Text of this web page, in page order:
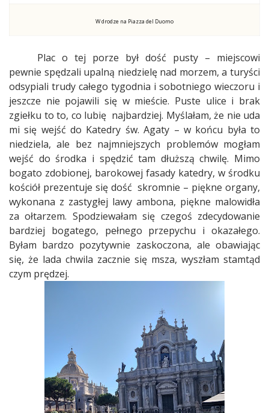
W drodze na Piazza del Duomo
Plac o tej porze był dość pusty – miejscowi
pewnie spędzali upalną niedzielę nad morzem, a turyści
odsypiali trudy całego tygodnia i sobotniego wieczoru i
jeszcze nie pojawili się w mieście. Puste ulice i brak
zgiełku to to, co lubię najbardziej. Myślałam, że nie uda
mi się wejść do Katedry św. Agaty – w końcu była to
niedziela, ale bez najmniejszych problemów mogłam
wejść do środka i spędzić tam dłuższą chwilę. Mimo
bogato zdobionej, barokowej fasady katedry, w środku
kościół prezentuje się dość skromnie – piękne organy,
wykonana z zastygłej lawy ambona, piękne malowidła
za ołtarzem. Spodziewałam się czegoś zdecydowanie
bardziej bogatego, pełnego przepychu i okazałego.
Byłam bardzo pozytywnie zaskoczona, ale obawiając
się, że lada chwila zacznie się msza, wyszłam stamtąd
czym prędzej.